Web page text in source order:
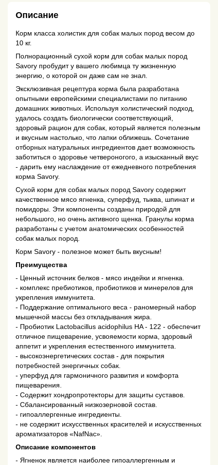
Описание
Корм класса холистик для собак малых пород весом до
10 кг.
Полнорационный сухой корм для собак малых пород
Savory пробудит у вашего любимца ту жизненную
энергию, о которой он даже сам не знал.
Эксклюзивная рецептура корма была разработана
опытными европейскими специалистами по питанию
домашних животных. Используя холистический подход,
удалось создать биологически соответствующий,
здоровый рацион для собак, который является полезным
и вкусным настолько, что лапки оближешь. Сочетание
отборных натуральных ингредиентов дает возможность
заботиться о здоровье четвероногого, а изысканный вкус
- дарить ему наслаждение от ежедневного потребления
корма Savory.
Сухой корм для собак малых пород Savory содержит
качественное мясо ягненка, суперфуд, тыква, шпинат и
помидоры. Эти компоненты созданы природой для
небольшого, но очень активного щенка. Гранулы корма
разработаны с учетом анатомических особенностей
собак малых пород.
Корм Savory - полезное может быть вкусным!
Преимущества
- Ценный источник белков - мясо индейки и ягненка.
- комплекс пребиотиков, пробиотиков и минерелов для
укрепления иммунитета.
- Поддержание оптимального веса - раномерный набор
мышечной массы без откладывания жира.
- Пробиотик Lactobacillus acidophilus HA - 122 - обеспечит
отличное пищеварение, усвояемости корма, здоровый
аппетит и укрепления естественного иммунитета.
- высокоэнергетических состав - для покрытия
потребностей энергичных собак.
- уперфуд для гармоничного развития и комфорта
пищеварения.
- Содержит хондропротекторы для защиты суставов.
- Сбалансированный низкозерновой состав.
- гипоаллергенные ингредиенты.
- не содержит искусственных красителей и искусственных
ароматизаторов «NafNac».
Описание компонентов
- Ягненок является наиболее гипоаллергенным и